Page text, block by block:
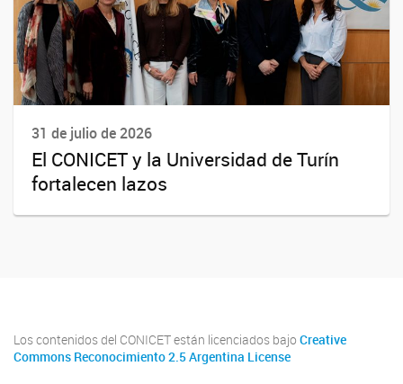
31 de julio de 2026
El CONICET y la Universidad de Turín
fortalecen lazos
Los contenidos del CONICET están licenciados bajo Creative
Commons Reconocimiento 2.5 Argentina License